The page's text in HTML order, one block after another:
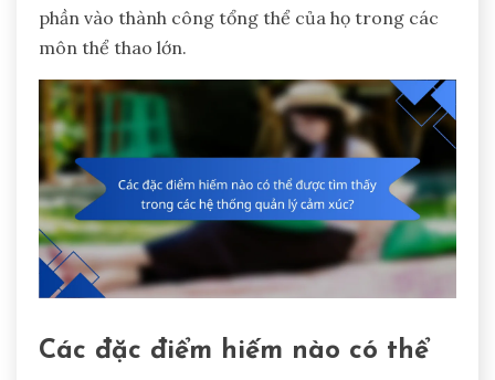
phần vào thành công tổng thể của họ trong các
môn thể thao lớn.
Các đặc điểm hiếm nào có thể